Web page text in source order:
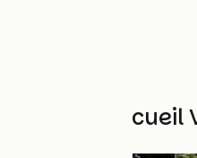
Weitere